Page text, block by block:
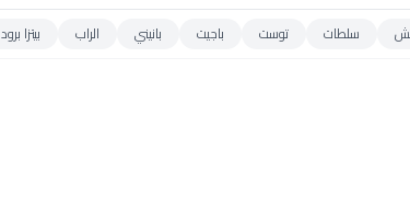
سلطات توست باجيت بانيني الراب بيتزا برود